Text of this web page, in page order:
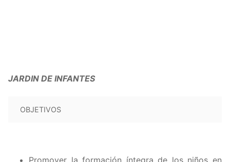
JARDIN DE INFANTES
OBJETIVOS